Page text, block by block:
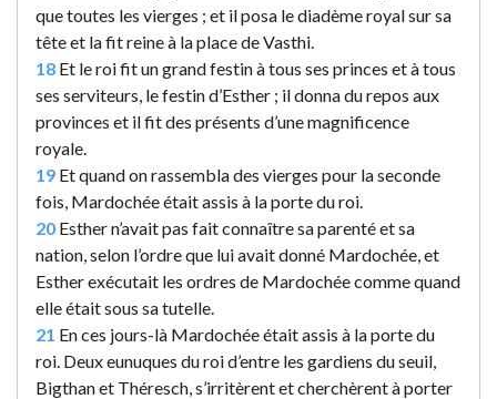
que toutes les vierges ; et il posa le diadème royal sur sa
tête et la fit reine à la place de Vasthi.
18 Et le roi fit un grand festin à tous ses princes et à tous
ses serviteurs, le festin d’Esther ; il donna du repos aux
provinces et il fit des présents d’une magnificence
royale.
19 Et quand on rassembla des vierges pour la seconde
fois, Mardochée était assis à la porte du roi.
20 Esther n’avait pas fait connaître sa parenté et sa
nation, selon l’ordre que lui avait donné Mardochée, et
Esther exécutait les ordres de Mardochée comme quand
elle était sous sa tutelle.
21 En ces jours-là Mardochée était assis à la porte du
roi. Deux eunuques du roi d’entre les gardiens du seuil,
Bigthan et Théresch, s’irritèrent et cherchèrent à porter